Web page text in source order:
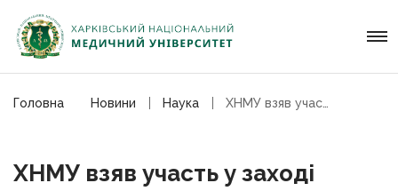
Головна Новини Наука
ХНМУ взяв участь у заході